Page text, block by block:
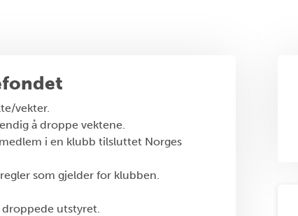
vekter.
å droppe vektene.
i en klubb tilsluttet Norges
som gjelder for klubben.
utstyret.